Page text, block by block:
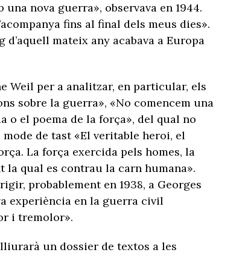
nova guerra», observava en 1944.
fins al final dels meus dies».
mateix any acabava a Europa
Weil per a analitzar, en particular, els
sobre la guerra», «No comencem una
o el poema de la força», del qual no
de tast «El veritable heroi, el
La força exercida pels homes, la
la qual es contrau la carn humana».
probablement en 1938, a Georges
experiència en la guerra civil
i tremolor».
un dossier de textos a les